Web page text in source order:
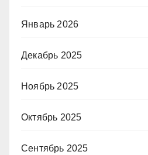
Январь 2026
Декабрь 2025
Ноябрь 2025
Октябрь 2025
Сентябрь 2025